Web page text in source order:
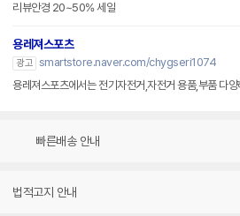
리뷰안경 20~50% 세일
용레져스포츠
광고 smartstore.naver.com/chygseri1074
용레져스포츠에서는 전기자전거,자전거 용품,부품 다
빠른배송 안내
법적고지 안내